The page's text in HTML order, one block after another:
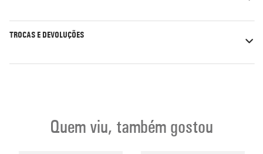
TROCAS E DEVOLUÇÕES
Quem viu, também gostou